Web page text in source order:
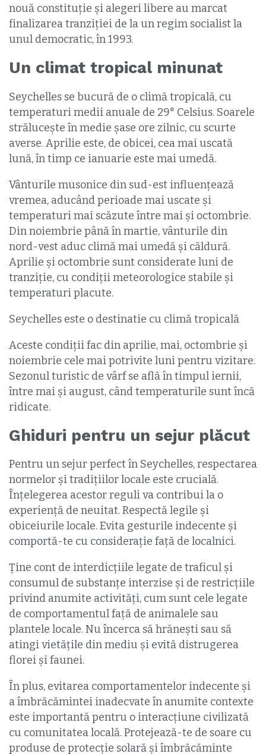
nouă constituție și alegeri libere au marcat
finalizarea tranziției de la un regim socialist la
unul democratic, în 1993.
Un climat tropical minunat
Seychelles se bucură de o climă tropicală, cu
temperaturi medii anuale de 29° Celsius. Soarele
strălucește în medie șase ore zilnic, cu scurte
averse. Aprilie este, de obicei, cea mai uscată
lună, în timp ce ianuarie este mai umedă.
Vânturile musonice din sud-est influențează
vremea, aducând perioade mai uscate și
temperaturi mai scăzute între mai și octombrie.
Din noiembrie până în martie, vânturile din
nord-vest aduc climă mai umedă și căldură.
Aprilie şi octombrie sunt considerate luni de
tranziţie, cu condiții meteorologice stabile şi
temperaturi placute.
Seychelles este o destinatie cu climă tropicală
Aceste condiții fac din aprilie, mai, octombrie şi
noiembrie cele mai potrivite luni pentru vizitare.
Sezonul turistic de vârf se află în timpul iernii,
între mai şi august, când temperaturile sunt încă
ridicate.
Ghiduri pentru un sejur plăcut
Pentru un sejur perfect în Seychelles, respectarea
normelor şi tradițiilor locale este crucială.
Înțelegerea acestor reguli va contribui la o
experiență de neuitat. Respectă legile şi
obiceiurile locale. Evita gesturile indecente şi
comportă-te cu considerație față de localnici.
Ține cont de interdicțiile legate de traficul şi
consumul de substanțe interzise şi de restricţiile
privind anumite activități, cum sunt cele legate
de comportamentul faţă de animalele sau
plantele locale. Nu încerca să hrăneşti sau să
atingi vietăţile din mediu şi evită distrugerea
florei şi faunei.
În plus, evitarea comportamentelor indecente şi
a îmbrăcămintei inadecvate în anumite contexte
este importantă pentru o interacțiune civilizată
cu comunitatea locală. Protejează-te de soare cu
produse de protecție solară și îmbrăcăminte